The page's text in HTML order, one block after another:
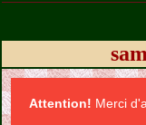
Attention! Merci